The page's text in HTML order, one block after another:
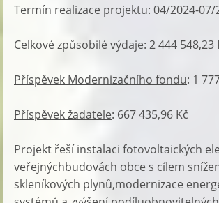
Termín realizace projektu: 04/2024-07/
Celkové způsobilé výdaje: 2 444 548,23
Příspěvek Modernizačního fondu: 1
Příspěvek žadatele: 667 435,96 Kč
Projekt řeší instalaci fotovoltaických
veřejnýchbudovách obce s cílem
skleníkových plynů,modernizace